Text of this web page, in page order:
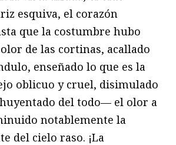
esquiva, el corazón
que la costumbre hubo
de las cortinas, acallado
enseñado lo que es la
oblicuo y cruel, disimulado
del todo— el olor a
notablemente la
del cielo raso. ¡La